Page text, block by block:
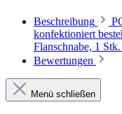
Beschreibung
konfektioniert
Flanschnabe, 1
Bewertungen
Menü schließen